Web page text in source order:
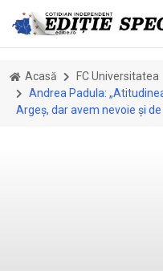
Acasă
FC Universitatea
Andrea Padula:
Argeș, dar avem nevoie și